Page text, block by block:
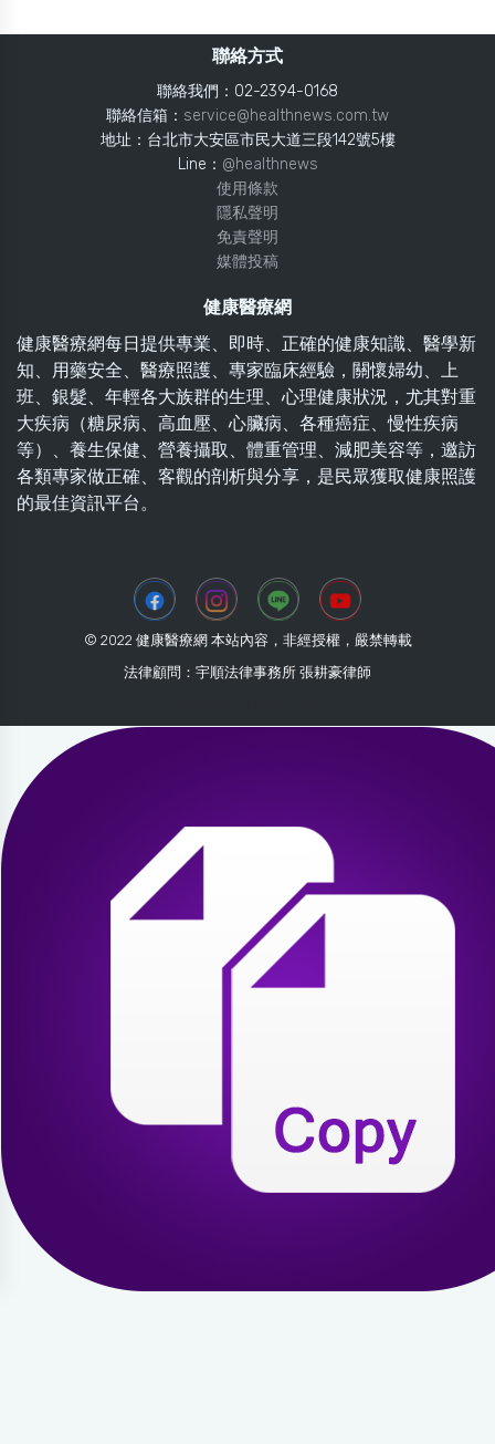
聯絡方式
聯絡我們：02-2394-0168
聯絡信箱： service@healthnews.com.tw
地址：台北市大安區市民大道三段142號5樓
Line： @healthnews
使用條款
隱私聲明
免責聲明
媒體投稿
健康醫療網
健康醫療網每日提供專業、即時、正確的健康知識、醫學新
知、用藥安全、醫療照護、專家臨床經驗，關懷婦幼、上
班、銀髮、年輕各大族群的生理、心理健康狀況，尤其對重
大疾病（糖尿病、高血壓、心臟病、各種癌症、慢性疾病
等）、養生保健、營養攝取、體重管理、減肥美容等，邀訪
各類專家做正確、客觀的剖析與分享，是民眾獲取健康照護
的最佳資訊平台。
© 2022 健康醫療網 本站內容，非經授權，嚴禁轉載
法律顧問：宇順法律事務所 張耕豪律師